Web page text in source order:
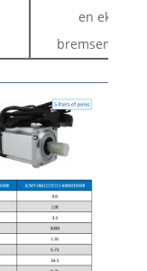
en ekstern